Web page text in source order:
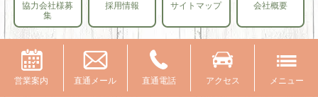
協力会社様募
集
採用情報 サイトマップ 会社概要
営業案内 直通メール 直通電話 アクセス メニュー